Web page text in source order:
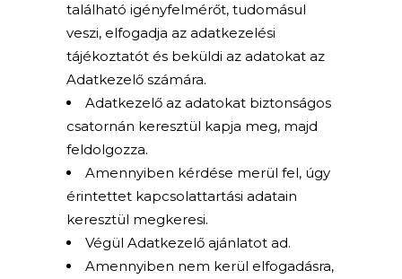
található igényfelmérőt, tudomásul
veszi, elfogadja az adatkezelési
tájékoztatót és beküldi az adatokat az
Adatkezelő számára.
Adatkezelő az adatokat biztonságos
csatornán keresztül kapja meg, majd
feldolgozza.
Amennyiben kérdése merül fel, úgy
érintettet kapcsolattartási adatain
keresztül megkeresi.
Végül Adatkezelő ajánlatot ad.
Amennyiben nem kerül elfogadásra,